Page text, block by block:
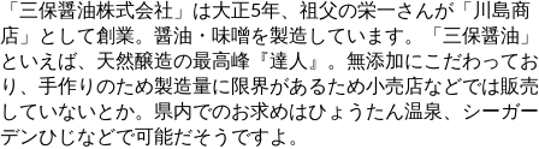
「三保醤油株式会社」は大正5年、祖父の栄一さんが「川島商
店」として創業。醤油・味噌を製造しています。「三保醤油」
といえば、天然醸造の最高峰『達人』。無添加にこだわってお
り、手作りのため製造量に限界があるため小売店などでは販売
していないとか。県内でのお求めはひょうたん温泉、シーガー
デンひじなどで可能だそうですよ。